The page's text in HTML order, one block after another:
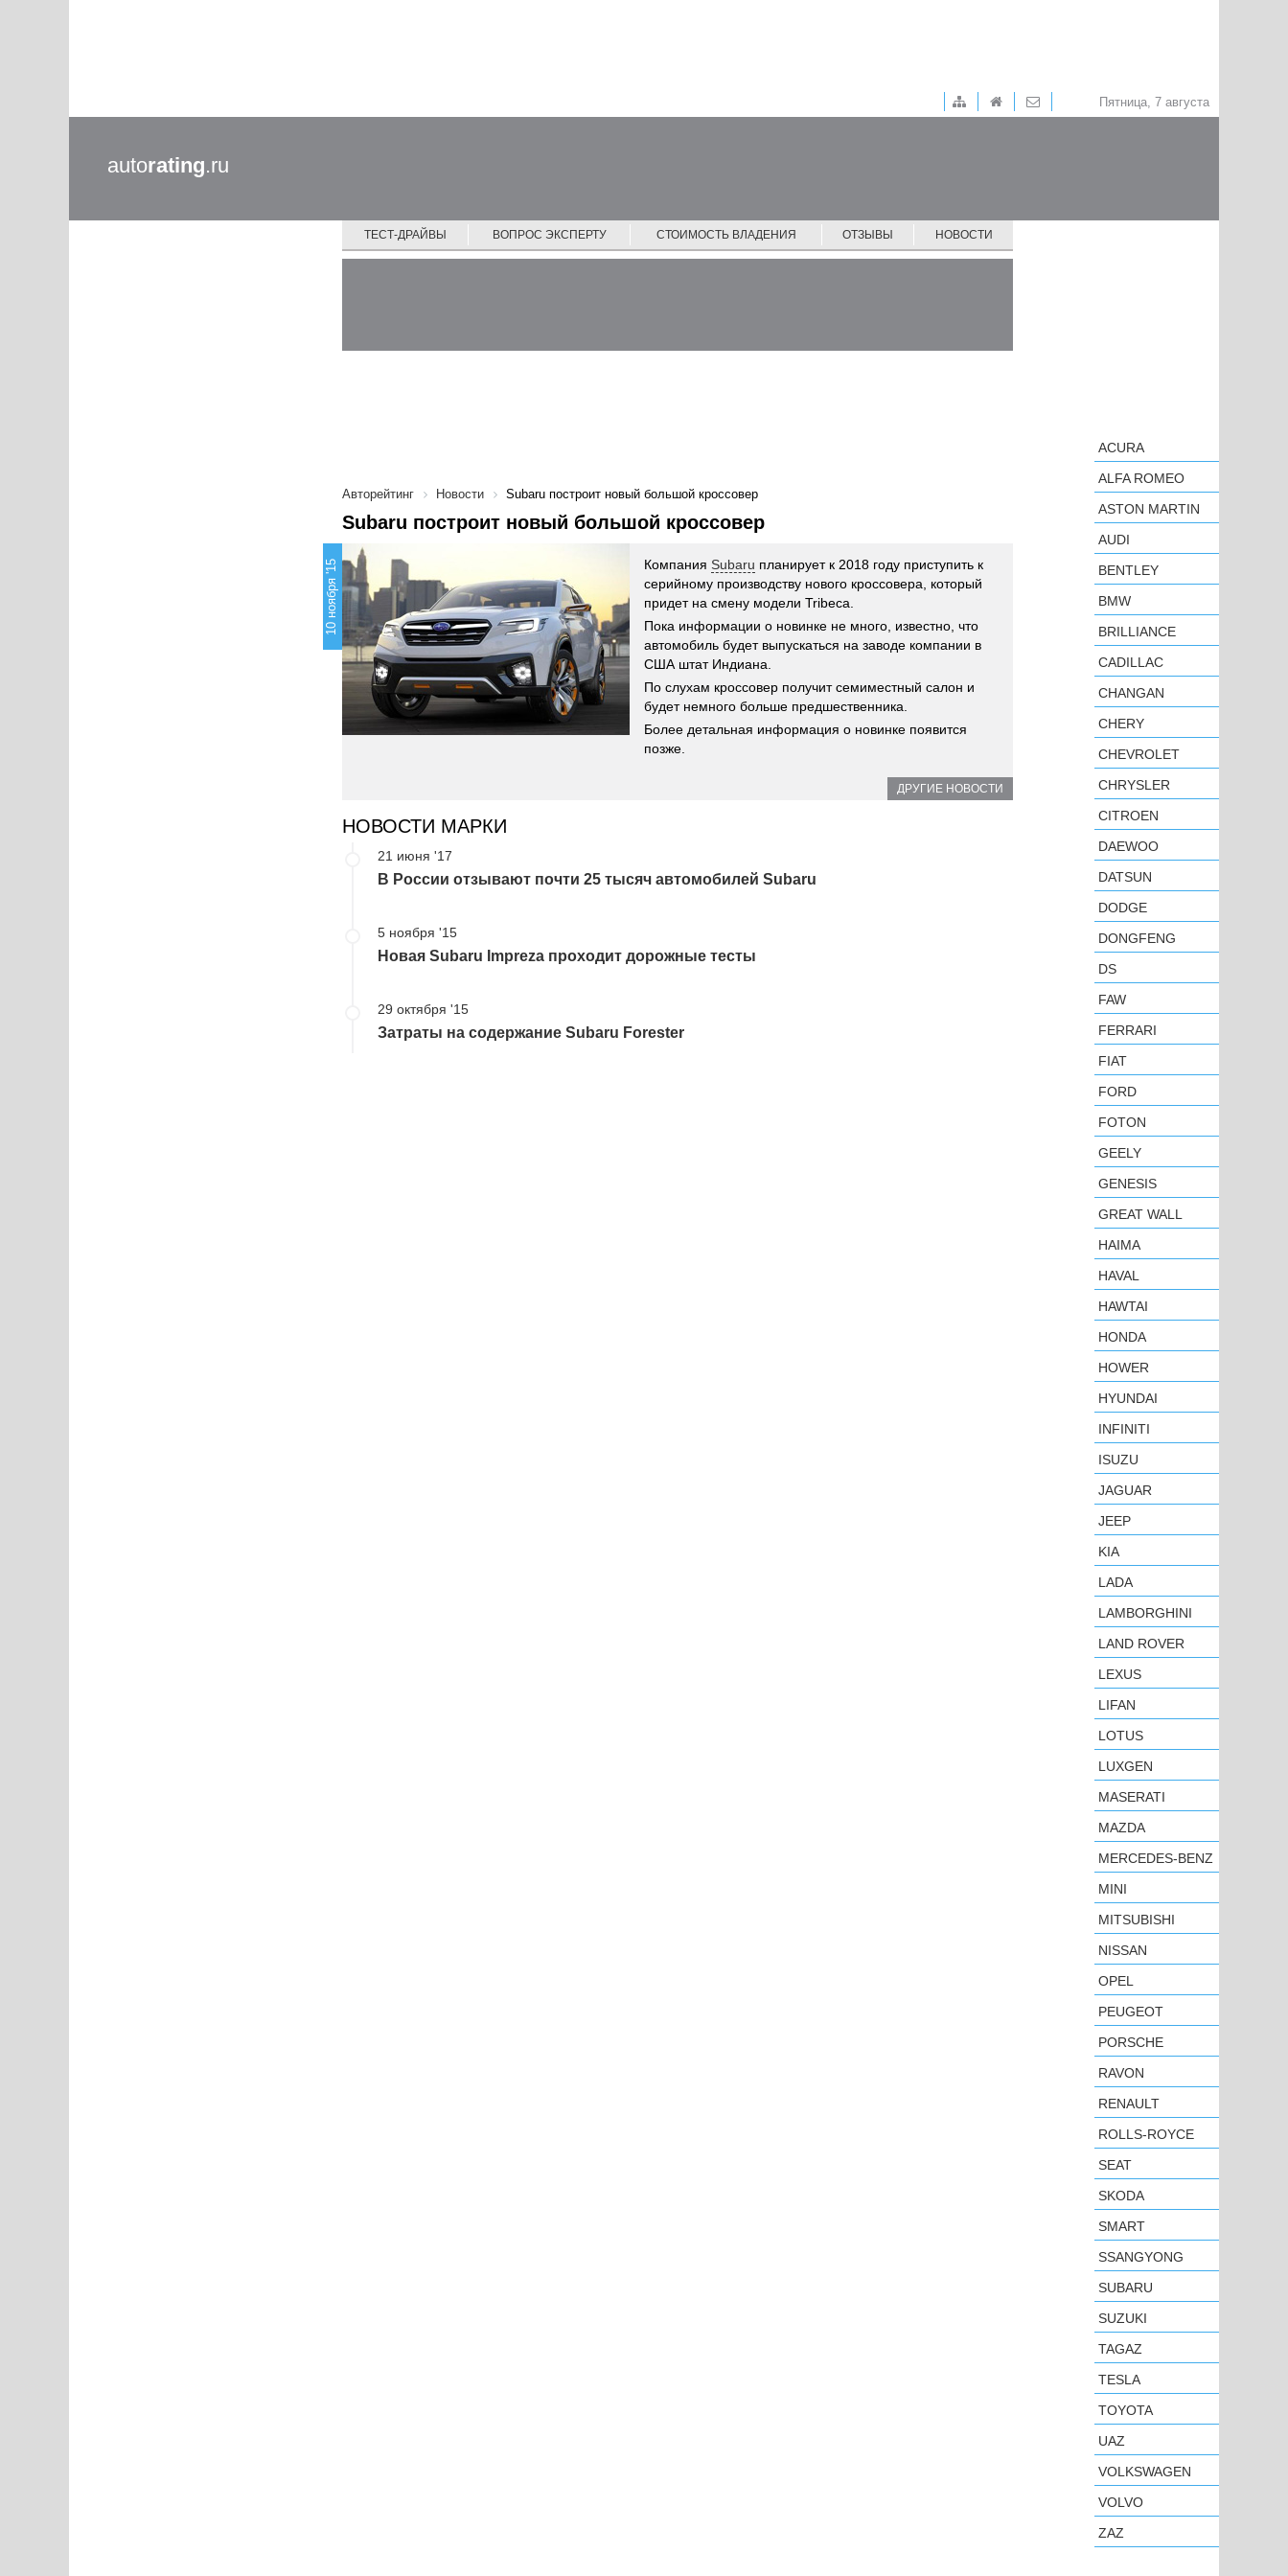
Пятница, 7 августа
autorating.ru
ТЕСТ-ДРАЙВЫ ВОПРОС ЭКСПЕРТУ СТОИМОСТЬ ВЛАДЕНИЯ ОТЗЫВЫ НОВОСТИ
Авторейтинг Новости Subaru построит новый большой кроссовер
Subaru построит новый большой кроссовер
10 ноября '15 Компания Subaru планирует к 2018 году приступить к
серийному производству нового кроссовера, который
придет на смену модели Tribeca.
Пока информации о новинке не много, известно, что
автомобиль будет выпускаться на заводе компании в
США штат Индиана.
По слухам кроссовер получит семиместный салон и
будет немного больше предшественника.
Более детальная информация о новинке появится
позже.
ДРУГИЕ НОВОСТИ
НОВОСТИ МАРКИ
21 июня '17
В России отзывают почти 25 тысяч автомобилей Subaru
5 ноября '15
Новая Subaru Impreza проходит дорожные тесты
29 октября '15
Затраты на содержание Subaru Forester
ACURA
ALFA ROMEO
ASTON MARTIN
AUDI
BENTLEY
BMW
BRILLIANCE
CADILLAC
CHANGAN
CHERY
CHEVROLET
CHRYSLER
CITROEN
DAEWOO
DATSUN
DODGE
DONGFENG
DS
FAW
FERRARI
FIAT
FORD
FOTON
GEELY
GENESIS
GREAT WALL
HAIMA
HAVAL
HAWTAI
HONDA
HOWER
HYUNDAI
INFINITI
ISUZU
JAGUAR
JEEP
KIA
LADA
LAMBORGHINI
LAND ROVER
LEXUS
LIFAN
LOTUS
LUXGEN
MASERATI
MAZDA
MERCEDES-BENZ
MINI
MITSUBISHI
NISSAN
OPEL
PEUGEOT
PORSCHE
RAVON
RENAULT
ROLLS-ROYCE
SEAT
SKODA
SMART
SSANGYONG
SUBARU
SUZUKI
TAGAZ
TESLA
TOYOTA
UAZ
VOLKSWAGEN
VOLVO
ZAZ